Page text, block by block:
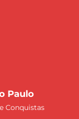
Paulo
Conquistas